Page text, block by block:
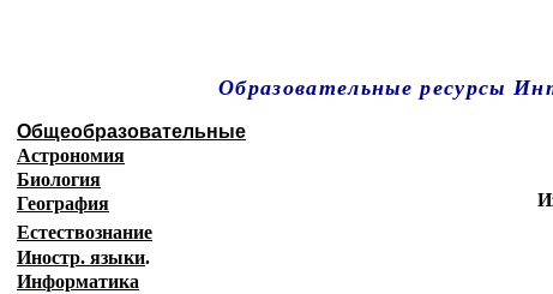
Образовательные ресурсы
Общеобразовательные
Астрономия
Биология
География
Естествознание
Иностр. языки.
Информатика